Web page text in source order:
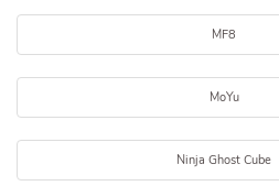
MF8
MoYu
Ninja Ghost Cube